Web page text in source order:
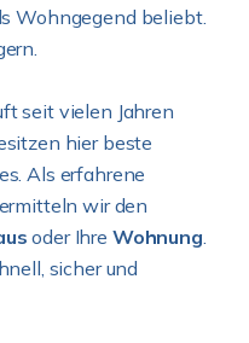
Wohngegend beliebt.
seit vielen Jahren
hier beste
Als erfahrene
wir den
oder Ihre Wohnung.
sicher und